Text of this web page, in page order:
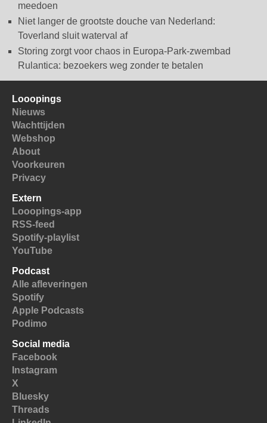
meedoen
Niet langer de grootste douche van Nederland:
Toverland sluit waterval af
Storing zorgt voor chaos in Europa-Park-zwembad
Rulantica: bezoekers weg zonder te betalen
Looopings
Nieuws
Wachttijden
Webshop
About
Voorkeuren
Privacy
Extern
Looopings-app
RSS-feed
Spotify-playlist
YouTube
Podcast
Alle afleveringen
Spotify
Apple Podcasts
Podimo
Social media
Facebook
Instagram
X
Bluesky
Threads